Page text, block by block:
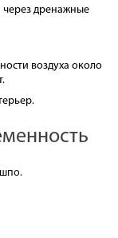
через дренажные
воздуха около